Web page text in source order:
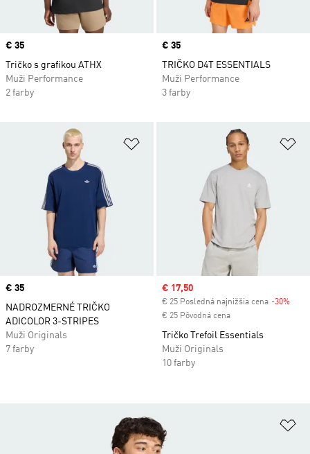
Price
€ 35
Tričko s grafikou ATHX
Muži Performance
2 farby
Price
€ 35
TRIČKO D4T ESSENTIALS
Muži Performance
3 farby
Pridať do zoznamu želaných
Price
€ 35
NADROZMERNÉ TRIČKO
ADICOLOR 3-STRIPES
Muži Originals
7 farby
Sale price
€ 17,50
€ 25 Posledná najnižšia cena -30%
€ 25 Pôvodná cena
Tričko Trefoil Essentials
Muži Originals
10 farby